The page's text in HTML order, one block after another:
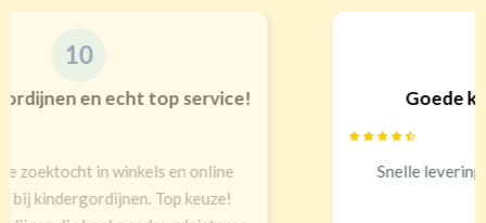
Goede kwaliteit en service!
Snelle levering, alles netjes aangekomen